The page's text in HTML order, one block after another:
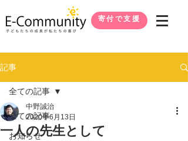
寄付で支援
記事
全ての記事
お知らせ
全ての記事
一人の先生として
中野誠治
2020年6月13日